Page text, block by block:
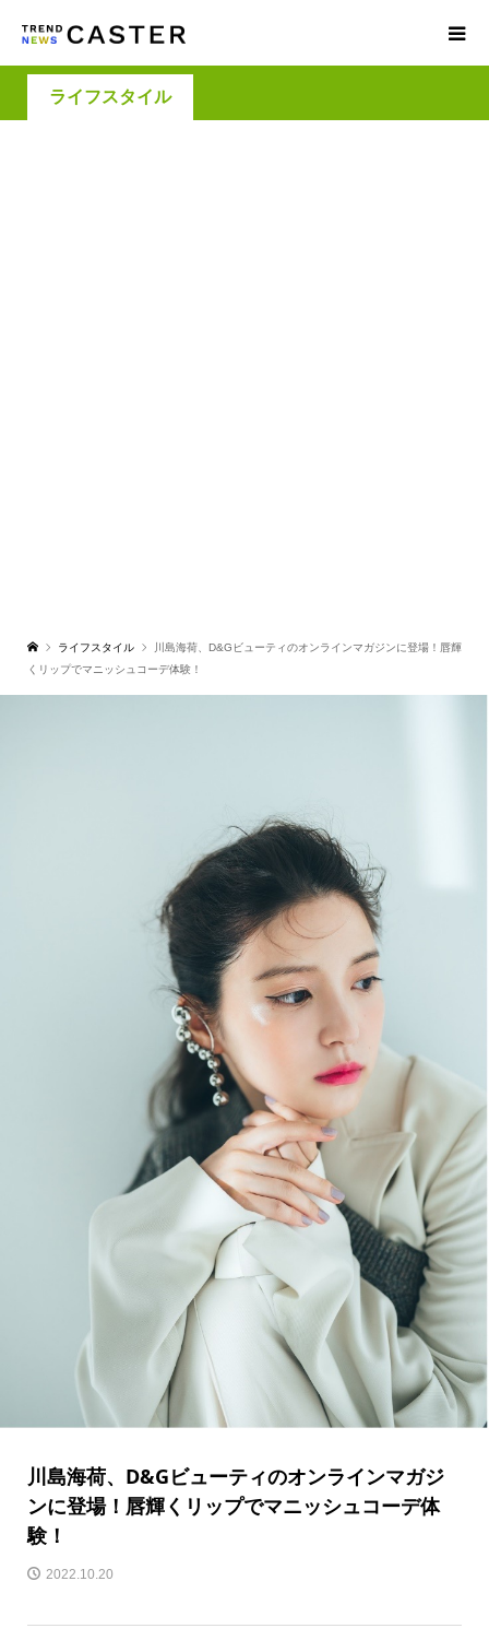
ライフスタイル
ライフスタイル
川島海荷、D&Gビューティのオンラインマガジンに登場！唇輝
くリップでマニッシュコーデ体験！
川島海荷、D&Gビューティのオンラインマガジ
ンに登場！唇輝くリップでマニッシュコーデ体
験！
2022.10.20